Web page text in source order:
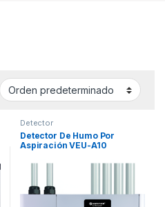
Detector
Detector De Humo Por
Aspiración VEU-A10